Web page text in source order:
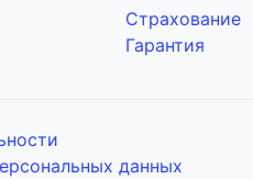
Страхование
Гарантия
данных